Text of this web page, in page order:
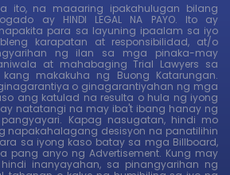
ito, na maaaring ipakahulugan bilang
ay HINDI LEGAL NA PAYO. Ito ay
para sa layuning ipaalam sa iyo
karapatan at responsibilidad, at/o
ng ilan sa mga pinaka-may
at mahabaging Trial Lawyers sa
makakuha ng Buong Katarungan.
o ginagarantiyahan ng mga
ang katulad na resulta o hula ng iyong
natatangi na may iba't ibang hanay ng
Kapag nasugatan, hindi mo
napakahalagang desisyon na panatilihin
sa iyong kaso batay sa mga Billboard,
pang anyo ng Advertisement. Kung may
inanyayahan, sa pinangyarihan ng